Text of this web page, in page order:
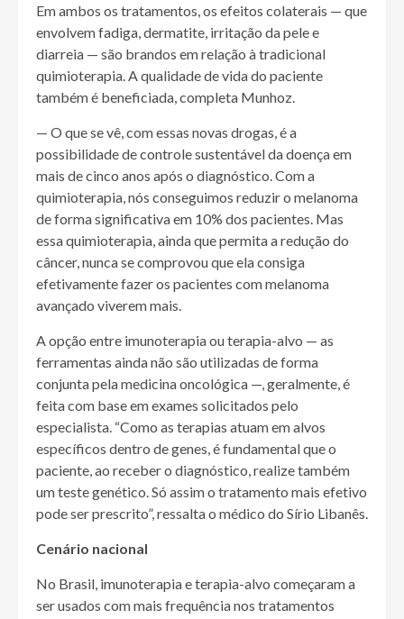
Em ambos os tratamentos, os efeitos colaterais — que
envolvem fadiga, dermatite, irritação da pele e
diarreia — são brandos em relação à tradicional
quimioterapia. A qualidade de vida do paciente
também é beneficiada, completa Munhoz.
— O que se vê, com essas novas drogas, é a
possibilidade de controle sustentável da doença em
mais de cinco anos após o diagnóstico. Com a
quimioterapia, nós conseguimos reduzir o melanoma
de forma significativa em 10% dos pacientes. Mas
essa quimioterapia, ainda que permita a redução do
câncer, nunca se comprovou que ela consiga
efetivamente fazer os pacientes com melanoma
avançado viverem mais.
A opção entre imunoterapia ou terapia-alvo — as
ferramentas ainda não são utilizadas de forma
conjunta pela medicina oncológica —, geralmente, é
feita com base em exames solicitados pelo
especialista. “Como as terapias atuam em alvos
específicos dentro de genes, é fundamental que o
paciente, ao receber o diagnóstico, realize também
um teste genético. Só assim o tratamento mais efetivo
pode ser prescrito”, ressalta o médico do Sírio Libanês.
Cenário nacional
No Brasil, imunoterapia e terapia-alvo começaram a
ser usados com mais frequência nos tratamentos